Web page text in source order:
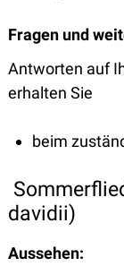
Fragen und
Antworten auf
erhalten Sie
beim
davidii)
Aussehen: